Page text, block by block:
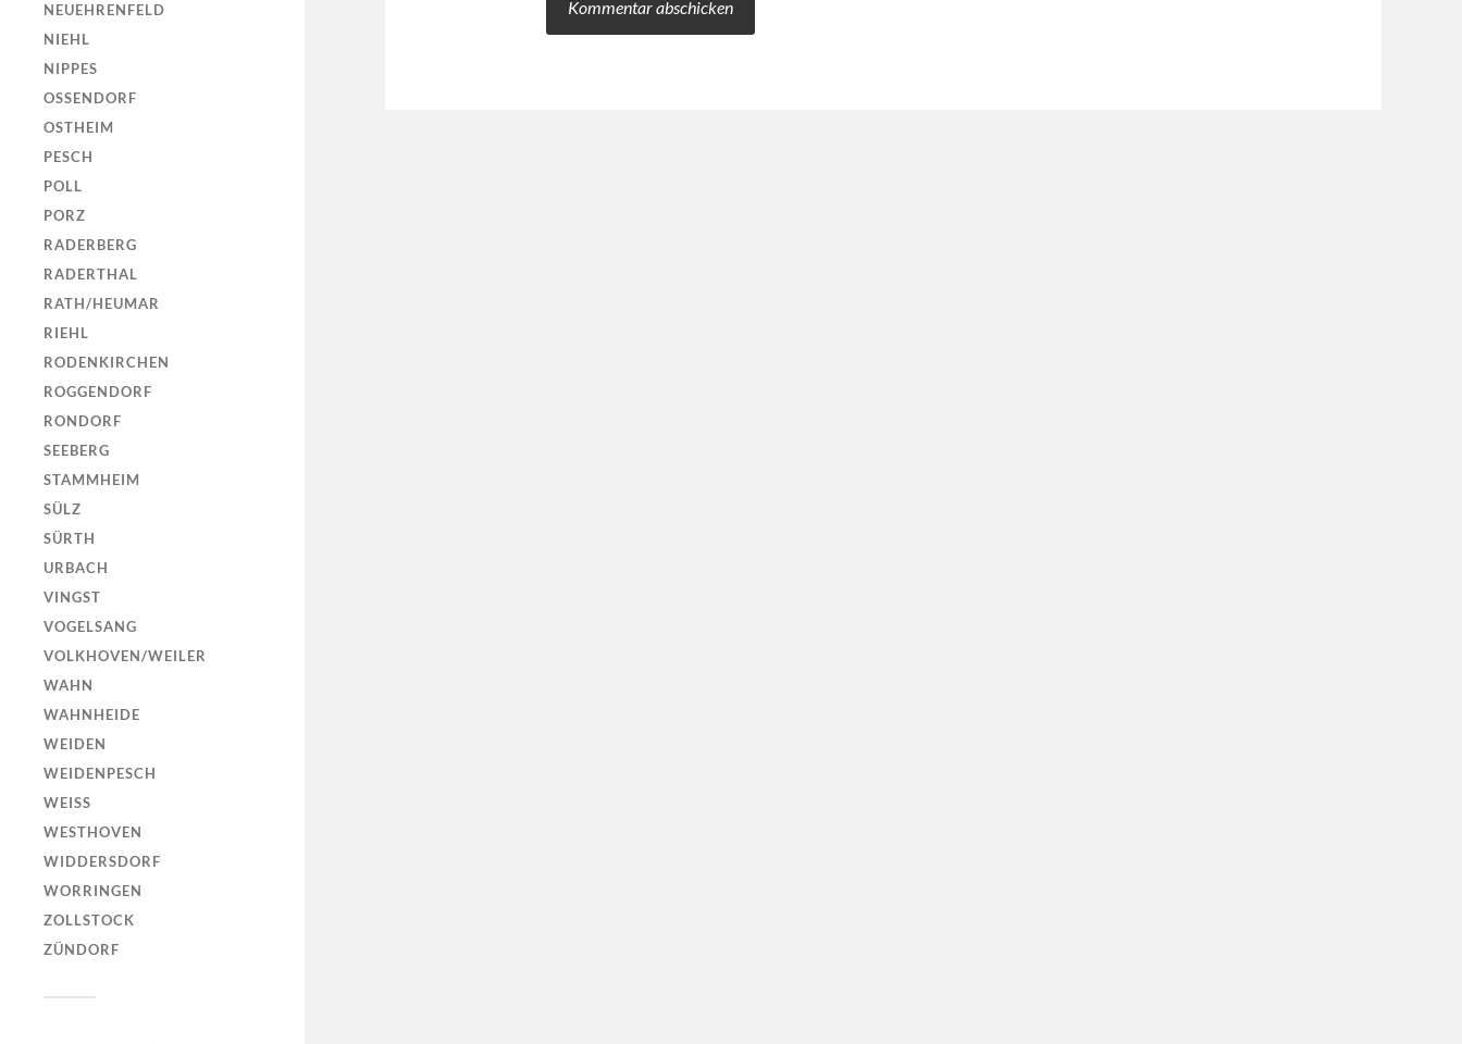
NEUEHRENFELD
NIEHL
NIPPES
OSSENDORF
OSTHEIM
PESCH
POLL
PORZ
RADERBERG
RADERTHAL
RATH/HEUMAR
RIEHL
RODENKIRCHEN
ROGGENDORF
RONDORF
SEEBERG
STAMMHEIM
SÜLZ
SÜRTH
URBACH
VINGST
VOGELSANG
VOLKHOVEN/WEILER
WAHN
WAHNHEIDE
WEIDEN
WEIDENPESCH
WEISS
WESTHOVEN
WIDDERSDORF
WORRINGEN
ZOLLSTOCK
ZÜNDORF